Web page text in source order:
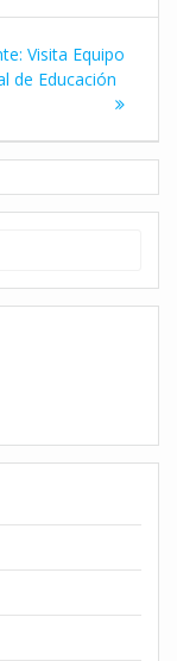
Siguiente
entrada:
Visita Equipo
de Educación